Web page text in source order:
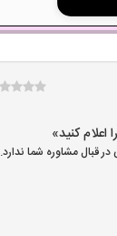
قبال مشاوره شما ندارد.